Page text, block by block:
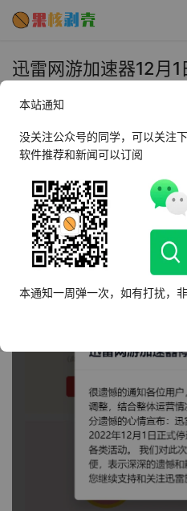
迅雷网游加速器12月
2022年11月28日 上午10:55 • 圈
迅雷网游加速器近期发布停运
整，结合整体运营情况考虑
12月1日正式停运，关停加速
目前，已无法再开通或续费加
未给出会员退款方案。
本站通知
没关注公众号的同学，可以关注
软件推荐和新闻可以订阅
本通知一周弹一次，如有打扰，非